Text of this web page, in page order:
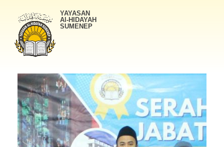
YAYASAN
Al-HIDAYAH
SUMENEP